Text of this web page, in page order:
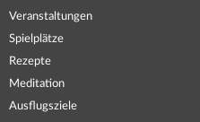
Veranstaltungen
Spielplätze
Rezepte
Meditation
Ausflugsziele